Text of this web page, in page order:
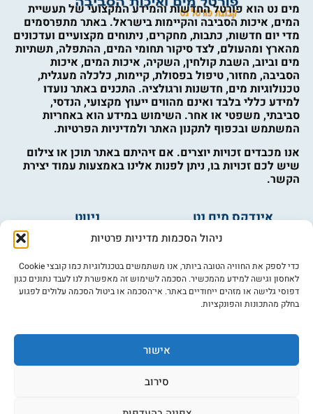
ניהול הסכמות מדיניות פרטיות
כדי לספק את החוויה הטובה ביותר, אנו משתמשים בטכנולוגיות כמו קובצי Cookie
לאחסון וגישה למידע מהמכשיר. הסכמה לשימוש זה מאפשרת לנו לעבד נתונים כגון
דפוסי גלישה או מזהים ייחודיים באתר. אי־הסכמה או ביטול הסכמה עלולים לפגוע
בחלק מהתכונות והפונקציות.
אישור
סירוב
מים נט הוא פורטל החדשות והמידע המקצועי של תעשיית
המים, איכות הסביבה והקיימות בישראל. באתר מתפרסמים
מדי יום חדשות, כתבות, מחקרים, ניתוחים מקצועיים ועדכונים
מהארץ ומהעולם, לצד סיקור תחומי המים, ההתפלה, תשתיות
מים וביוב, השבת קולחין, השקיה, איכות המים, איכות
הסביבה, מחזור, טיפול בפסולת, קיימות, כלכלה מעגלית,
טכנולוגיות מים, חדשנות ורגולציה. התכנים באתר נועדו
למידע כללי בלבד ואינם מהווים ייעוץ מקצועי, הנדסי,
סביבתי, משפטי או אחר. השימוש במידע הוא באחריות
המשתמש ובכפוף לתקנון האתר ולמדיניות הפרטיות.
אנו מכבדים זכויות יוצרים. אם זיהיתם באתר תוכן או צילום
שיש לכם זכויות בו, ניתן לפנות אלינו באמצעות עמוד יצירת
הקשר.
אינדקס מים נט
מים ובריאות
פורום מים
ניווט
אינדקס עסקים
צרו קשר
מי אנחנו
הרשמה לניוזלטר
פרסמו אצלנו
הצהרת נגישות